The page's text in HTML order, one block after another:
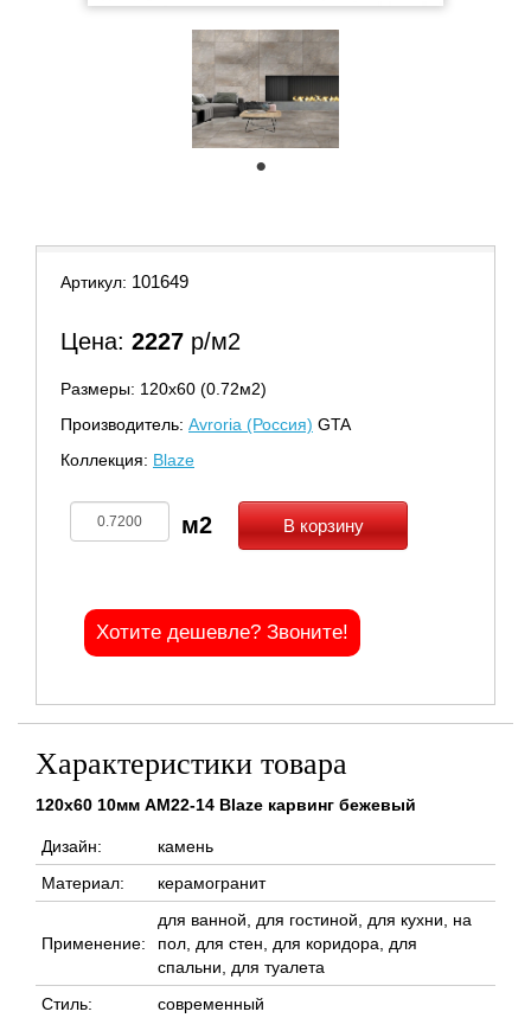
Артикул: 101649
Цена: 2227 р/м2
Размеры: 120х60 (0.72м2)
Производитель: Avroria (Россия) GTA
Коллекция: Blaze
В корзину
Хотите дешевле? Звоните!
Характеристики товара
120x60 10мм AM22-14 Blaze карвинг бежевый
Дизайн:
камень
Материал:
керамогранит
Применение:
для ванной, для гостиной, для кухни, на
пол, для стен, для коридора, для
спальни, для туалета
Стиль:
современный